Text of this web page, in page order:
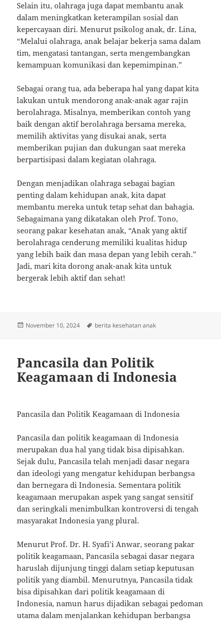
Selain itu, olahraga juga dapat membantu anak
dalam meningkatkan keterampilan sosial dan
kepercayaan diri. Menurut psikolog anak, dr. Lina,
“Melalui olahraga, anak belajar bekerja sama dalam
tim, mengatasi tantangan, serta mengembangkan
kemampuan komunikasi dan kepemimpinan.”
Sebagai orang tua, ada beberapa hal yang dapat kita
lakukan untuk mendorong anak-anak agar rajin
berolahraga. Misalnya, memberikan contoh yang
baik dengan aktif berolahraga bersama mereka,
memilih aktivitas yang disukai anak, serta
memberikan pujian dan dukungan saat mereka
berpartisipasi dalam kegiatan olahraga.
Dengan menjadikan olahraga sebagai bagian
penting dalam kehidupan anak, kita dapat
membantu mereka untuk tetap sehat dan bahagia.
Sebagaimana yang dikatakan oleh Prof. Tono,
seorang pakar kesehatan anak, “Anak yang aktif
berolahraga cenderung memiliki kualitas hidup
yang lebih baik dan masa depan yang lebih cerah.”
Jadi, mari kita dorong anak-anak kita untuk
bergerak lebih aktif dan sehat!
Posted
November 10, 2024 Tags
berita kesehatan anak
Pancasila dan Politik
Keagamaan di Indonesia
Pancasila dan Politik Keagamaan di Indonesia
Pancasila dan politik keagamaan di Indonesia
merupakan dua hal yang tidak bisa dipisahkan.
Sejak dulu, Pancasila telah menjadi dasar negara
dan ideologi yang mengatur kehidupan berbangsa
dan bernegara di Indonesia. Sementara politik
keagamaan merupakan aspek yang sangat sensitif
dan seringkali menimbulkan kontroversi di tengah
masyarakat Indonesia yang plural.
Menurut Prof. Dr. H. Syafi’i Anwar, seorang pakar
politik keagamaan, Pancasila sebagai dasar negara
haruslah dijunjung tinggi dalam setiap keputusan
politik yang diambil. Menurutnya, Pancasila tidak
bisa dipisahkan dari politik keagamaan di
Indonesia, namun harus dijadikan sebagai pedoman
utama dalam menjalankan kehidupan berbangsa